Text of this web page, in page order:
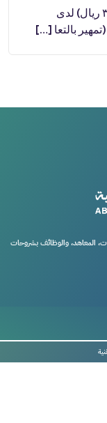
(🔴) فرص تدريبية (مكافأة ٣,٠٠٠ ريال) لدى
بالتعا […]
المعاهد، والوظائف بشروحات